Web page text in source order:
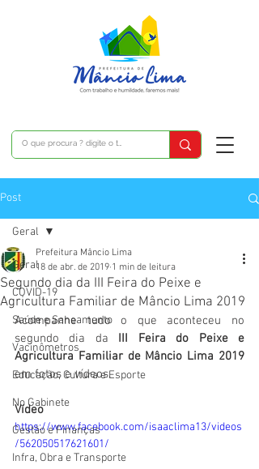
Post
Geral
COVID-19
Saúde e Saneamento
Vacinômetros
Educação, Cultura e Esporte
No Gabinete
Gestão e Finanças
Infra, Obra e Transporte
Geral
Segundo dia da III Feira do Peixe e
Agricultura Familiar de Mâncio Lima 2019
Prefeitura Mâncio Lima
18 de abr. de 2019 1 min de leitura
Acompanhe tudo o que aconteceu no
segundo dia da III Feira do Peixe e
em fotos e vídeos.
Vídeo
https://www.facebook.com/isaaclima13/videos
/562050517621601/